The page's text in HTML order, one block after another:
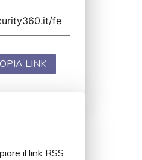
LINK
il link RSS